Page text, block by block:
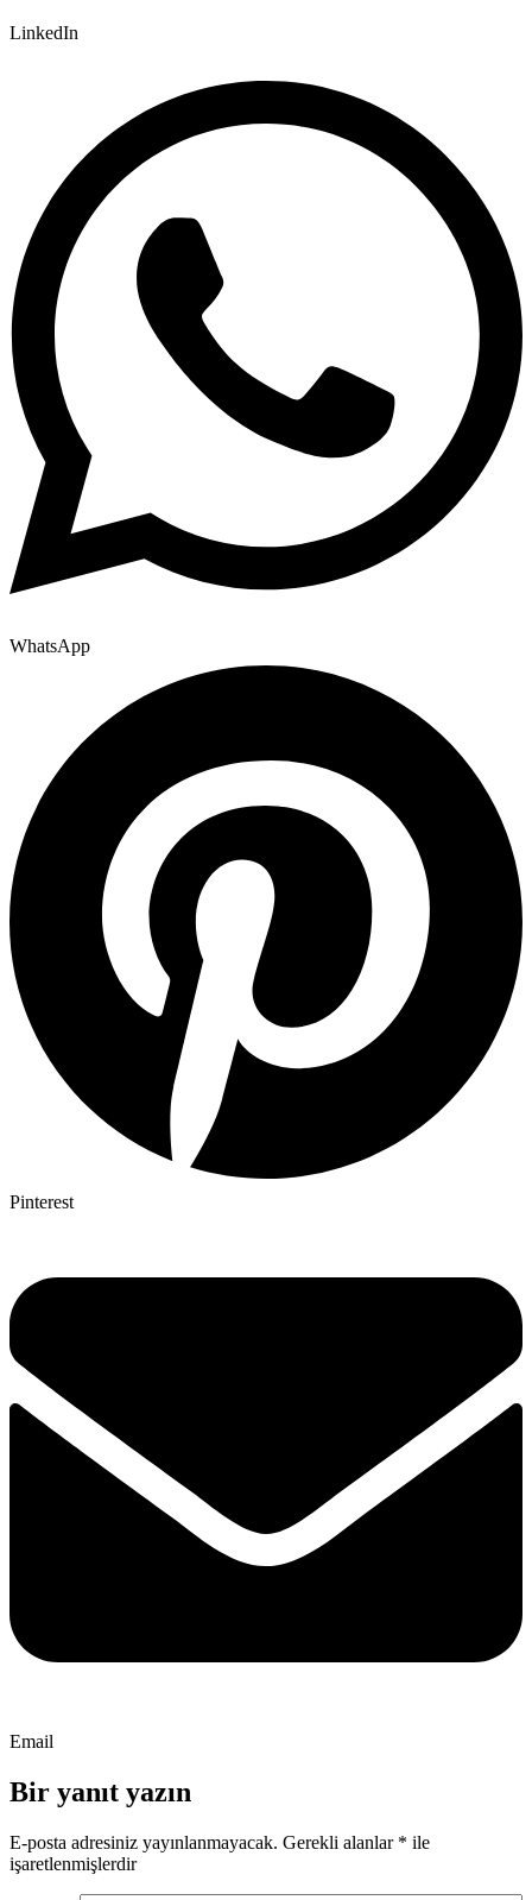
LinkedIn
WhatsApp
Pinterest
Email
Bir yanıt yazın
E-posta adresiniz yayınlanmayacak. Gerekli alanlar * ile
işaretlenmişlerdir